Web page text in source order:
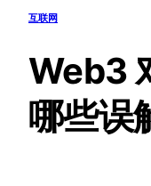
互联网
Web3
哪些误